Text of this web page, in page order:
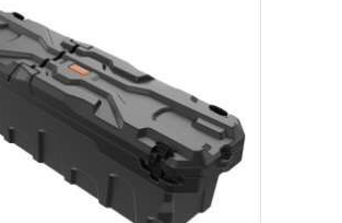
PŘIDAT DO KOŠÍKU